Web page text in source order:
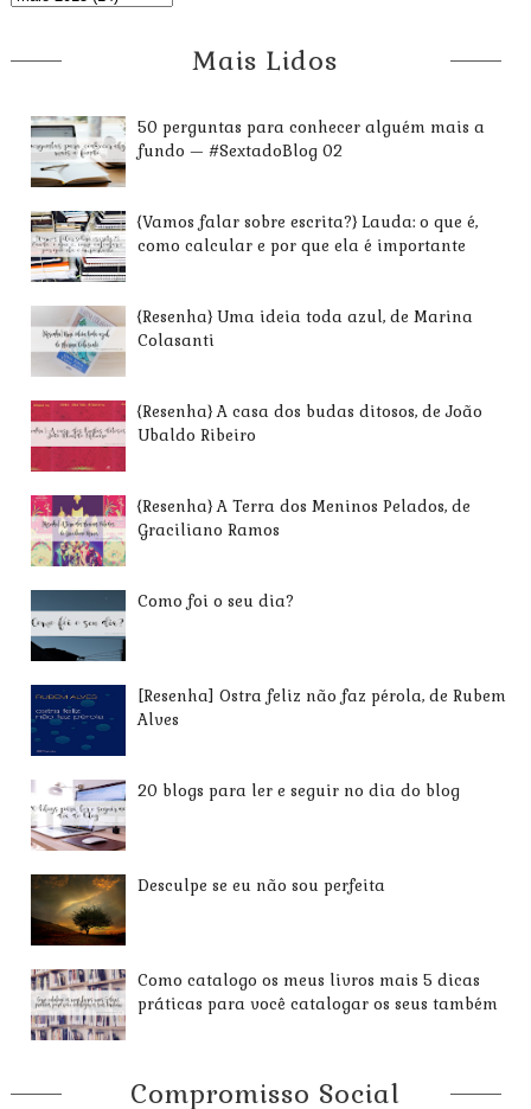
Mais Lidos
50 perguntas para conhecer alguém mais a
fundo — #SextadoBlog 02
{Vamos falar sobre escrita?} Lauda: o que é,
como calcular e por que ela é importante
{Resenha} Uma ideia toda azul, de Marina
Colasanti
{Resenha} A casa dos budas ditosos, de João
Ubaldo Ribeiro
{Resenha} A Terra dos Meninos Pelados, de
Graciliano Ramos
Como foi o seu dia?
[Resenha] Ostra feliz não faz pérola, de Rubem
Alves
20 blogs para ler e seguir no dia do blog
Desculpe se eu não sou perfeita
Como catalogo os meus livros mais 5 dicas
práticas para você catalogar os seus também
Compromisso Social